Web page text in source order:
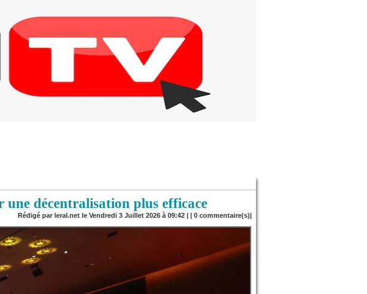
décentralisation plus efficace
Rédigé par leral.net le Vendredi 3 Juillet 2026 à 09:42 | | 0 commentaire(s)|